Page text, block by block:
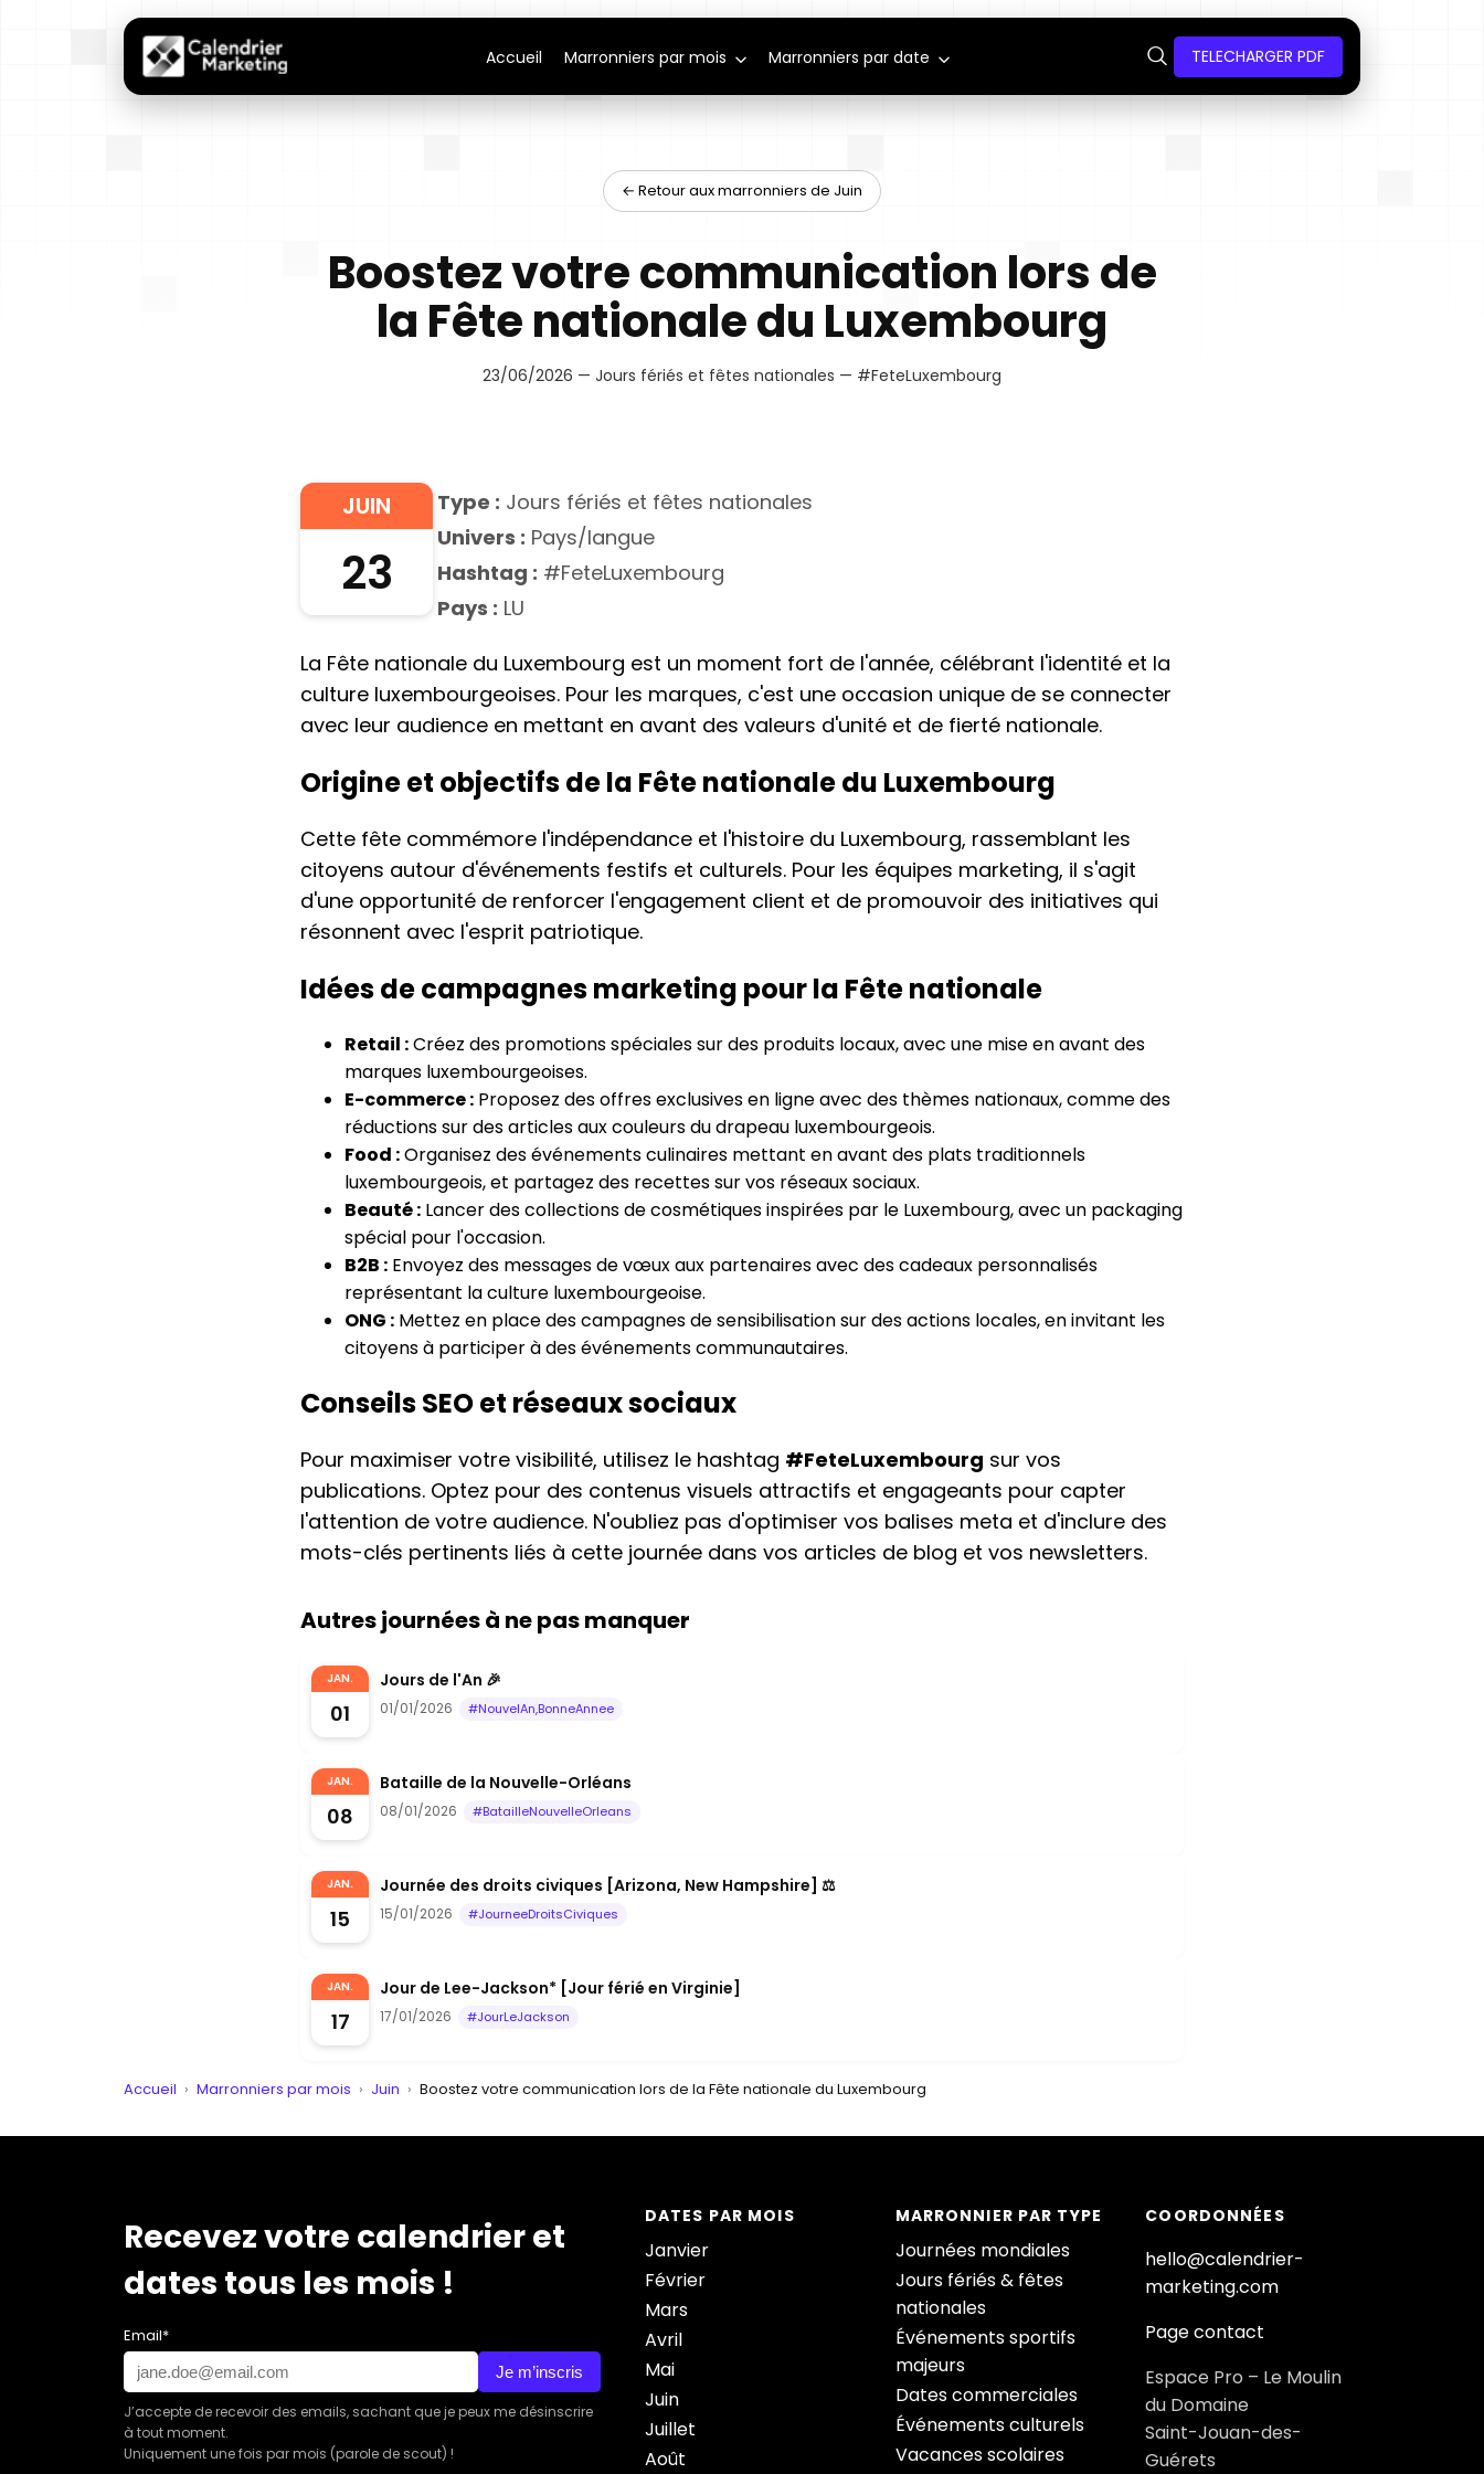
Accueil Marronniers par mois Marronniers par date TELECHARGER PDF
← Retour aux marronniers de Juin
Boostez votre communication lors de
la Fête nationale du Luxembourg
23/06/2026 — Jours fériés et fêtes nationales — #FeteLuxembourg
JUIN
23
Type : Jours fériés et fêtes nationales
Univers : Pays/langue
Hashtag : #FeteLuxembourg
Pays : LU
La Fête nationale du Luxembourg est un moment fort de l'année, célébrant l'identité et la
culture luxembourgeoises. Pour les marques, c'est une occasion unique de se connecter
avec leur audience en mettant en avant des valeurs d'unité et de fierté nationale.
Origine et objectifs de la Fête nationale du Luxembourg
Cette fête commémore l'indépendance et l'histoire du Luxembourg, rassemblant les
citoyens autour d'événements festifs et culturels. Pour les équipes marketing, il s'agit
d'une opportunité de renforcer l'engagement client et de promouvoir des initiatives qui
résonnent avec l'esprit patriotique.
Idées de campagnes marketing pour la Fête nationale
Retail :Créez des promotions spéciales sur des produits locaux, avec une mise en avant des
marques luxembourgeoises.
E-commerce : Proposez des offres exclusives en ligne avec des thèmes nationaux, comme des
réductions sur des articles aux couleurs du drapeau luxembourgeois.
Food :Organisez des événements culinaires mettant en avant des plats traditionnels
luxembourgeois, et partagez des recettes sur vos réseaux sociaux.
Beauté : Lancer des collections de cosmétiques inspirées par le Luxembourg, avec un packaging
spécial pour l'occasion.
B2B : Envoyez des messages de vœux aux partenaires avec des cadeaux personnalisés
représentant la culture luxembourgeoise.
ONG : Mettez en place des campagnes de sensibilisation sur des actions locales, en invitant les
citoyens à participer à des événements communautaires.
Conseils SEO et réseaux sociaux
Pour maximiser votre visibilité, utilisez le hashtag #FeteLuxembourg sur vos
publications. Optez pour des contenus visuels attractifs et engageants pour capter
l'attention de votre audience. N'oubliez pas d'optimiser vos balises meta et d'inclure des
mots-clés pertinents liés à cette journée dans vos articles de blog et vos newsletters.
Autres journées à ne pas manquer
JAN.
01
Jours de l'An 🎉
01/01/2026 #NouvelAn,BonneAnnee
JAN.
08
Bataille de la Nouvelle-Orléans
08/01/2026 #BatailleNouvelleOrleans
JAN.
15
Journée des droits civiques [Arizona, New Hampshire] ⚖️
15/01/2026 #JourneeDroitsCiviques
JAN.
17
Jour de Lee-Jackson* [Jour férié en Virginie]
17/01/2026 #JourLeJackson
Accueil › Marronniers par mois › Juin › Boostez votre communication lors de la Fête nationale du Luxembourg
Recevez votre calendrier et
dates tous les mois !
Email*
Je m’inscris
J’accepte de recevoir des emails, sachant que je peux me désinscrire
à tout moment.
Uniquement une fois par mois (parole de scout) !
DATES PAR MOIS
Janvier
Février
Mars
Avril
Mai
Juin
Juillet
Août
MARRONNIER PAR TYPE
Journées mondiales
Jours fériés & fêtes
nationales
Événements sportifs
majeurs
Dates commerciales
Événements culturels
Vacances scolaires
COORDONNÉES
hello@calendrier-
marketing.com
Page contact
Espace Pro – Le Moulin
du Domaine
Saint-Jouan-des-
Guérets